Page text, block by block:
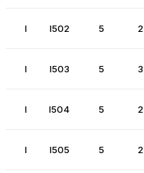
I I502 5 2
I I503 5 3
I I504 5 2
I I505 5 2